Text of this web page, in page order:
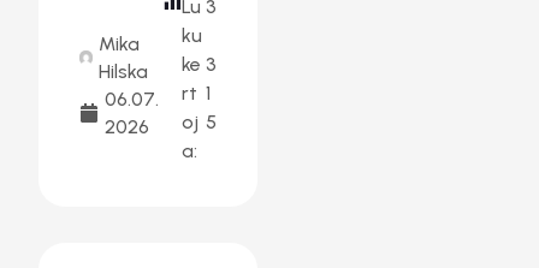
Mika
Hilska
06.07.
2026
Lu
ku
ke
rt
oj
a:
3
3
1
5